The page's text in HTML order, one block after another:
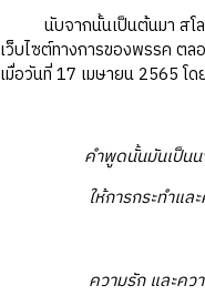
นับจากนั้นเป็นต้นมา สโลแ
เว็บไซต์ทางการของพรรค ต
เมื่อวันที่ 17 เมษายน 2565 โ
คำพูดนั้นมันเป็น
ให้การกระทำแ
ความรัก และคว